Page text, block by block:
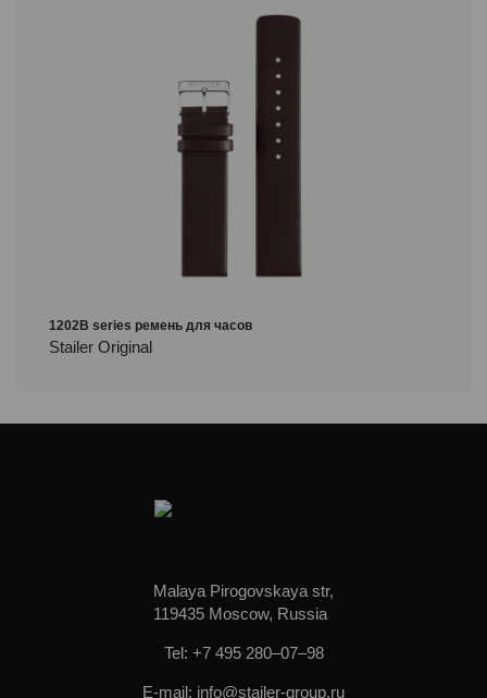
1202B series ремень для часов
Stailer Original
Malaya Pirogovskaya str,
119435 Moscow, Russia
Tel: +7 495 280–07–98
E-mail: info@stailer-group.ru